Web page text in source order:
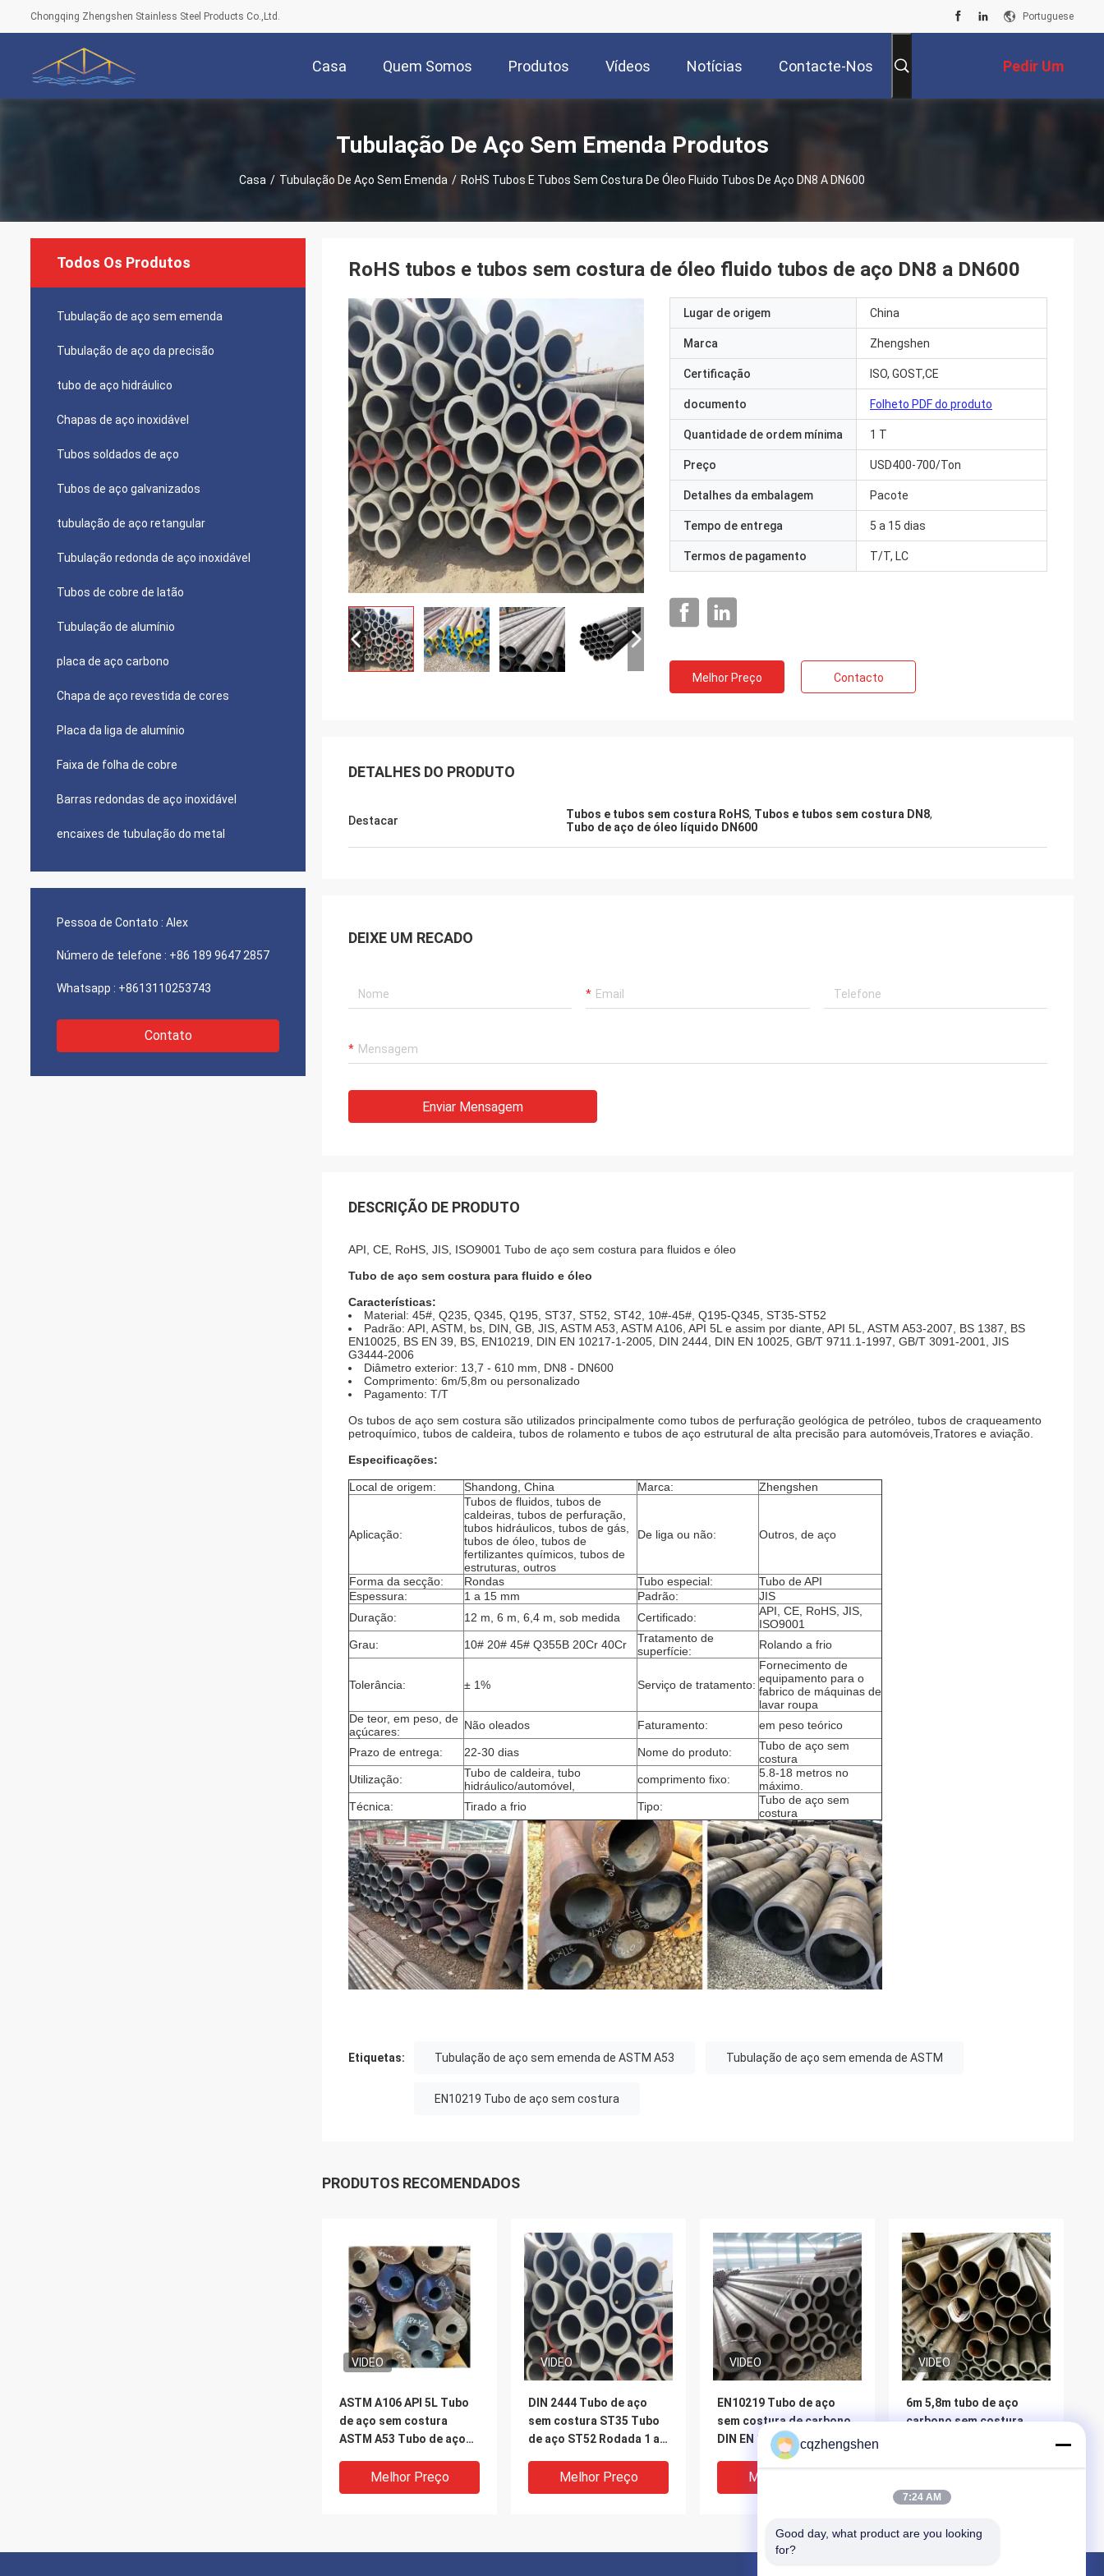
Chongqing Zhengshen Stainless Steel Products Co.,Ltd. Portuguese
Casa Quem Somos Produtos Vídeos Notícias Contacte-Nos Pedir Um
Orçamento
Tubulação De Aço Sem Emenda Produtos
Casa / Tubulação De Aço Sem Emenda / RoHS Tubos E Tubos Sem Costura De Óleo Fluido Tubos De Aço DN8 A DN600
Todos Os Produtos
Tubulação de aço sem emenda
Tubulação de aço da precisão
tubo de aço hidráulico
Chapas de aço inoxidável
Tubos soldados de aço
Tubos de aço galvanizados
tubulação de aço retangular
Tubulação redonda de aço inoxidável
Tubos de cobre de latão
Tubulação de alumínio
placa de aço carbono
Chapa de aço revestida de cores
Placa da liga de alumínio
Faixa de folha de cobre
Barras redondas de aço inoxidável
encaixes de tubulação do metal
Pessoa de Contato : Alex
Número de telefone : +86 189 9647 2857
Whatsapp : +8613110253743
Contato
RoHS tubos e tubos sem costura de óleo fluido tubos de aço DN8 a DN600
Lugar de origem China
Marca Zhengshen
Certificação ISO, GOST,CE
documento Folheto PDF do produto
Quantidade de ordem mínima 1 T
Preço USD400-700/Ton
Detalhes da embalagem Pacote
Tempo de entrega 5 a 15 dias
Termos de pagamento T/T, LC
Melhor Preço Contacto
DETALHES DO PRODUTO
Destacar Tubos e tubos sem costura RoHS, Tubos e tubos sem costura DN8,
Tubo de aço de óleo líquido DN600
DEIXE UM RECADO
Enviar Mensagem
DESCRIÇÃO DE PRODUTO
API, CE, RoHS, JIS, ISO9001 Tubo de aço sem costura para fluidos e óleo
Tubo de aço sem costura para fluido e óleo
Características:
Material: 45#, Q235, Q345, Q195, ST37, ST52, ST42, 10#-45#, Q195-Q345, ST35-ST52
Padrão: API, ASTM, bs, DIN, GB, JIS, ASTM A53, ASTM A106, API 5L e assim por diante, API 5L, ASTM A53-2007, BS 1387, BS
EN10025, BS EN 39, BS, EN10219, DIN EN 10217-1-2005, DIN 2444, DIN EN 10025, GB/T 9711.1-1997, GB/T 3091-2001, JIS
G3444-2006
Diâmetro exterior: 13,7 - 610 mm, DN8 - DN600
Comprimento: 6m/5,8m ou personalizado
Pagamento: T/T
Os tubos de aço sem costura são utilizados principalmente como tubos de perfuração geológica de petróleo, tubos de craqueamento
petroquímico, tubos de caldeira, tubos de rolamento e tubos de aço estrutural de alta precisão para automóveis,Tratores e aviação.
Especificações:
Local de origem: Shandong, China Marca: Zhengshen
Aplicação:
Tubos de fluidos, tubos de
caldeiras, tubos de perfuração,
tubos hidráulicos, tubos de gás,
tubos de óleo, tubos de
fertilizantes químicos, tubos de
estruturas, outros
De liga ou não: Outros, de aço
Forma da secção: Rondas Tubo especial:
Tubo de API
Espessura:
1 a 15 mm Padrão:
JIS
Duração:
12 m, 6 m, 6,4 m, sob medida Certificado:
API, CE, RoHS, JIS,
ISO9001
Grau:
10# 20# 45# Q355B 20Cr 40Cr
Tratamento de
superfície:
Rolando a frio
Tolerância: ± 1% Serviço de tratamento:
Fornecimento de
equipamento para o
fabrico de máquinas de
lavar roupa
De teor, em peso, de
açúcares:
Não oleados Faturamento: em peso teórico
Prazo de entrega: 22-30 dias Nome do produto:
Tubo de aço sem
costura
Utilização:
Tubo de caldeira, tubo
hidráulico/automóvel,
comprimento fixo:
5.8-18 metros no
máximo.
Técnica:
Tirado a frio Tipo:
Tubo de aço sem
costura
Etiquetas: Tubulação de aço sem emenda de ASTM A53 Tubulação de aço sem emenda de ASTM
EN10219 Tubo de aço sem costura
PRODUTOS RECOMENDADOS
VIDEO
ASTM A106 API 5L Tubo
de aço sem costura
ASTM A53 Tubo de aço
Melhor Preço
VIDEO
DIN 2444 Tubo de aço
sem costura ST35 Tubo
de aço ST52 Rodada 1 a
Melhor Preço
VIDEO
EN10219 Tubo de aço
sem costura de carbono
DIN EN 10217-1-2005
Melhor Preço
VIDEO
6m 5,8m tubo de aço
carbono sem costura
cqzhengshen
7:24 AM
Good day, what product are you looking
for?